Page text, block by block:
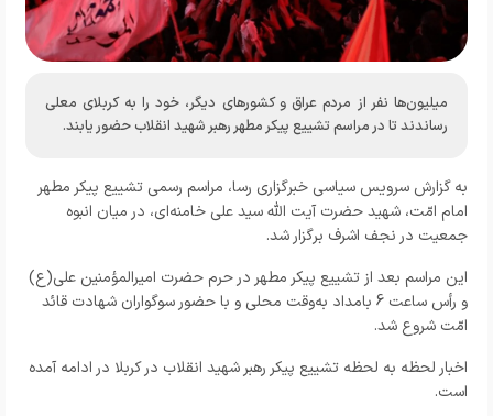
میلیون‌ها نفر از مردم عراق و کشورهای دیگر، خود را به کربلای معلی
رساندند تا در مراسم تشییع پیکر مطهر رهبر شهید انقلاب حضور یابند.
به گزارش سرویس سیاسی خبرگزاری رسا، مراسم رسمی تشییع پیکر مطهر
امام امّت، شهید حضرت آیت الله سید علی خامنه‌ای، در میان انبوه
جمعیت در نجف اشرف برگزار شد.
این مراسم بعد از تشییع پیکر مطهر در حرم حضرت امیرالمؤمنین علی(ع)
و رأس ساعت 6 بامداد به‌وقت محلی و با حضور سوگواران شهادت قائد
امّت شروع شد.
اخبار لحظه به لحظه تشییع پیکر رهبر شهید انقلاب در کربلا در ادامه آمده
است.